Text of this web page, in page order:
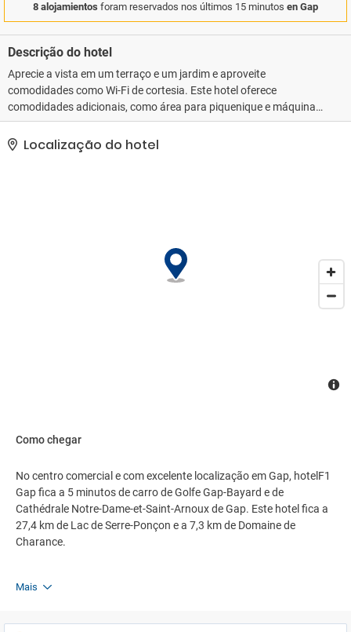
8 alojamientos foram reservados nos últimos 15 minutos en Gap
Descrição do hotel
Aprecie a vista em um terraço e um jardim e aproveite
comodidades como Wi-Fi de cortesia. Este hotel oferece
comodidades adicionais, como área para piquenique e máquina
automática de vendas.. As comodidades presentes incluem
balcão de recepção 24 horas, equipe multilíngue e biblioteca.
Estacionamento grátis sem manobrista está disponível no local..
Localização do hotel
Como chegar
No centro comercial e com excelente localização em Gap, hotelF1
Gap fica a 5 minutos de carro de Golfe Gap-Bayard e de
Cathédrale Notre-Dame-et-Saint-Arnoux de Gap. Este hotel fica a
27,4 km de Lac de Serre-Ponçon e a 7,3 km de Domaine de
Charance.
Mais